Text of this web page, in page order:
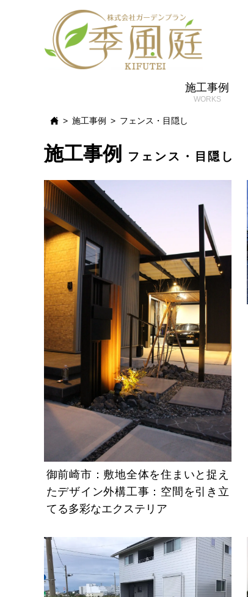
施工事例
施工事例 フェンス・目隠し
施工事例 フェンス・目隠し
御前崎市：敷地全体を住まいと捉え
たデザイン外構工事：空間を引き立
てる多彩なエクステリア